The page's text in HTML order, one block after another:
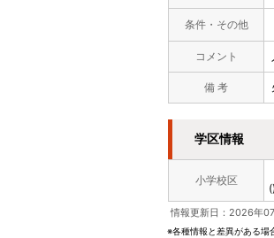
条件・その他
コメント
備 考
学区情報
小学校区
()
情報更新日：2026年
※各種情報と差異がある場